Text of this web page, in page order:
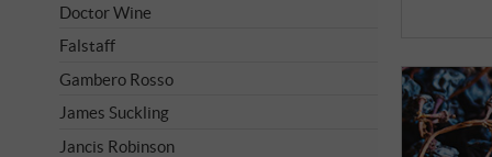
Doctor Wine
Falstaff
Gambero Rosso
James Suckling
Jancis Robinson